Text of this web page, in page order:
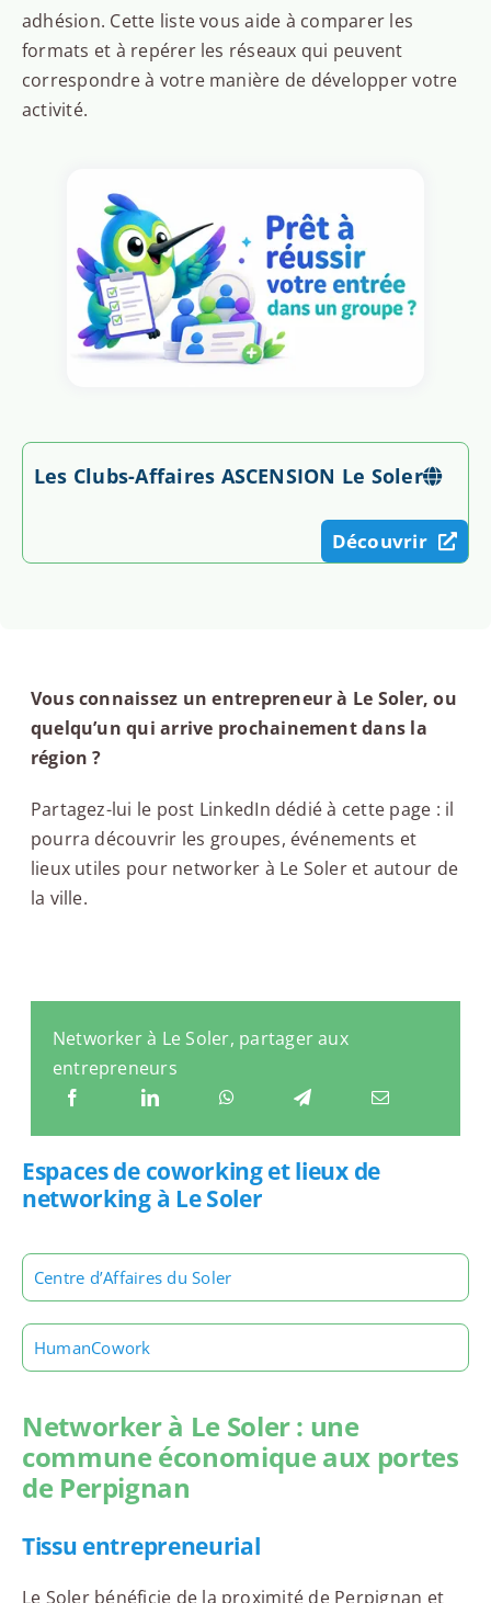
adhésion. Cette liste vous aide à comparer les
formats et à repérer les réseaux qui peuvent
correspondre à votre manière de développer votre
activité.
Les Clubs-Affaires ASCENSION Le Soler
Découvrir
Vous connaissez un entrepreneur à Le Soler, ou
quelqu’un qui arrive prochainement dans la
région ?
Partagez-lui le post LinkedIn dédié à cette page : il
pourra découvrir les groupes, événements et
lieux utiles pour networker à Le Soler et autour de
la ville.
Networker à Le Soler, partager aux
entrepreneurs
Espaces de coworking et lieux de
networking à Le Soler
Centre d’Affaires du Soler
HumanCowork
Networker à Le Soler : une
commune économique aux portes
de Perpignan
Tissu entrepreneurial
Le Soler bénéficie de la proximité de Perpignan et